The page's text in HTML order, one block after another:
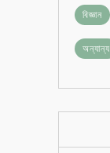
বিজ্ঞান
অন্যান্য